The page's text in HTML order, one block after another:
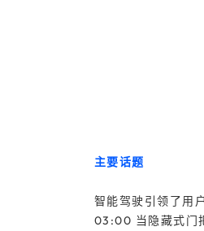
主要话题
智能驾驶引领了用
03:00 当隐藏式门